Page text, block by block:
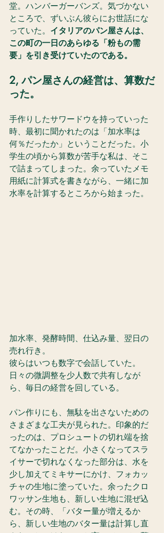
堂。ハンバーガーバンズ。気づかない
ところで、ずいぶん彼らにお世話にな
っていた。 イタリアのパン屋さんは、
この町の一日のあらゆる「粉もの需
要」を引き受けていたのである。
2, パン屋さんの経営は、算数だ
った。
手作りしたサワードウを持っていった
時、最初に聞かれたのは「加水率は
何％だったか」ということだった。小
学生の頃から算数が苦手な私は、そこ
で詰まってしまった。余っていたメモ
用紙に計算式を書きながら、一緒に加
水率を計算するところから始まった。
加水率、発酵時間、仕込み量、翌日の
売れ行き。
彼らはいつも数字で会話していた。
日々の微調整を少人数で共有しなが
ら、毎日の経営を回している。
パン作りにも、無駄を出さないための
さまざまな工夫が見られた。印象的だ
ったのは、プロシュートの切れ端を捨
てなかったことだ。小さくなってスラ
イサーで切れなくなった部分は、水を
少し加えてミキサーにかけ、フォカッ
チャの生地に塗っていた。余ったクロ
ワッサン生地も、新しい生地に混ぜ込
む。その時、「バター量が増えるか
ら、新しい生地のバター量は計算し直